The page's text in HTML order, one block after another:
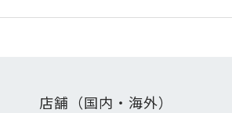
店舗（国内・海外）